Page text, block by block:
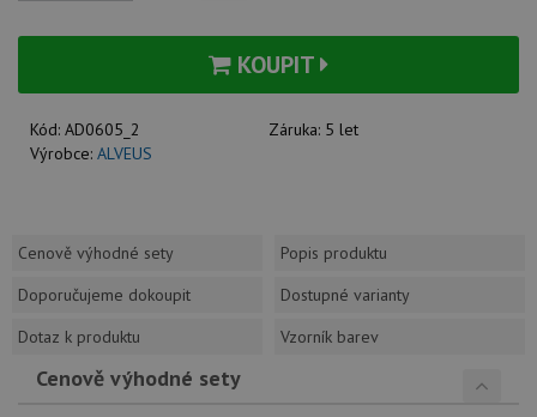
KOUPIT
Kód: AD0605_2 Záruka: 5 let
Výrobce: ALVEUS
Cenově výhodné sety
Popis produktu
Doporučujeme dokoupit
Dostupné varianty
Dotaz k produktu
Vzorník barev
Cenově výhodné sety